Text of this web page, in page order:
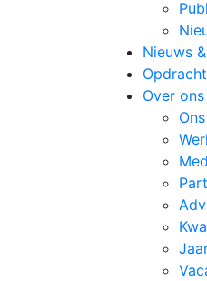
Nieuws
Over ons